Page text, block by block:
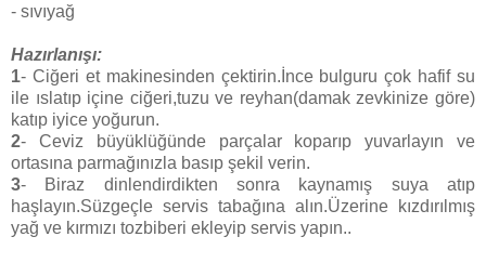
- sıvıyağ
Hazırlanışı:
1- Ciğeri et makinesinden çektirin.İnce bulguru çok hafif su
ile ıslatıp içine ciğeri,tuzu ve reyhan(damak zevkinize göre)
katıp iyice yoğurun.
2- Ceviz büyüklüğünde parçalar koparıp yuvarlayın ve
ortasına parmağınızla basıp şekil verin.
3- Biraz dinlendirdikten sonra kaynamış suya atıp
haşlayın.Süzgeçle servis tabağına alın.Üzerine kızdırılmış
yağ ve kırmızı tozbiberi ekleyip servis yapın..